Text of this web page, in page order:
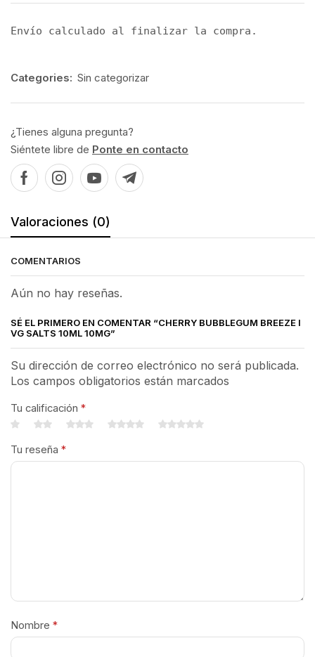
Envío calculado al finalizar la compra.
Categories: Sin categorizar
¿Tienes alguna pregunta?
Siéntete libre de Ponte en contacto
Valoraciones (0)
COMENTARIOS
Aún no hay reseñas.
SÉ EL PRIMERO EN COMENTAR “CHERRY BUBBLEGUM BREEZE I
VG SALTS 10ML 10MG”
Su dirección de correo electrónico no será publicada.
Los campos obligatorios están marcados
Tu calificación *
Tu reseña *
Nombre *